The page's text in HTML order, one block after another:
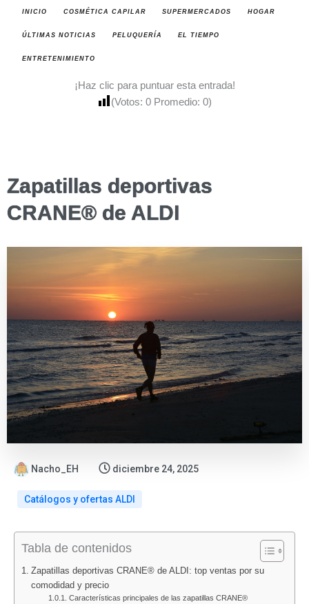
INICIO COSMÉTICA CAPILAR SUPERMERCADOS HOGAR
ÚLTIMAS NOTICIAS PELUQUERÍA EL TIEMPO
ENTRETENIMIENTO
¡Haz clic para puntuar esta entrada!
(Votos: 0 Promedio: 0)
Zapatillas deportivas
CRANE® de ALDI
Nacho_EH diciembre 24, 2025
Catálogos y ofertas ALDI
Tabla de contenidos
Zapatillas deportivas CRANE® de ALDI: top ventas por su
comodidad y precio
Características principales de las zapatillas CRANE®
:
2026:
:
Catálogo
Bazar
Lidl
del
:
folleto
alimentación
:
vuelve
«Los
:
ALDI
2026: